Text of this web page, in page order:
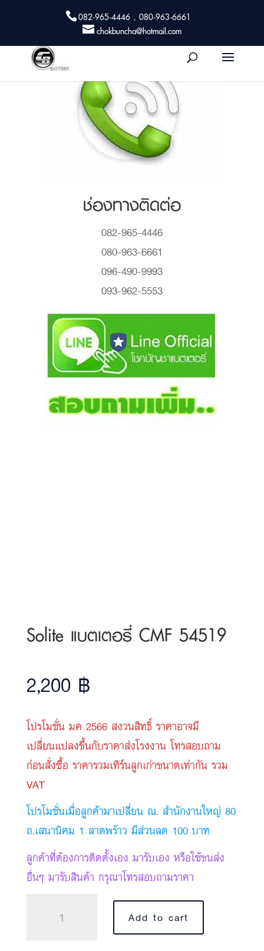
082-965-4446 , 080-963-6661
chokbuncha@hotmail.com
ช่องทางติดต่อ
082-965-4446
080-963-6661
096-490-9993
093-962-5553
Solite แบตเตอรี่ CMF 54519
2,200 ฿
โปรโมชั่น มค 2566 สงวนสิทธิ์ ราคาอาจมี
เปลี่ยนแปลงขึ้นกับราคาส่งโรงงาน โทรสอบถาม
ก่อนสั่งซื้อ ราคารวมเทิร์นลูกเก่าขนาดเท่ากัน รวม
VAT
โปรโมชั่นเมื่อลูกค้ามาเปลี่ยน ณ. สำนักงานใหญ่ 80
ถ.เสนานิคม 1 ลาดพร้าว มีส่วนลด 100 บาท
ลูกค้าที่ต้องการติดตั้งเอง มารับเอง หรือใช้ขนส่ง
อื่นๆ มารับสินค้า กรุณาโทรสอบถามราคา
แบตเตอรี่
Add to cart